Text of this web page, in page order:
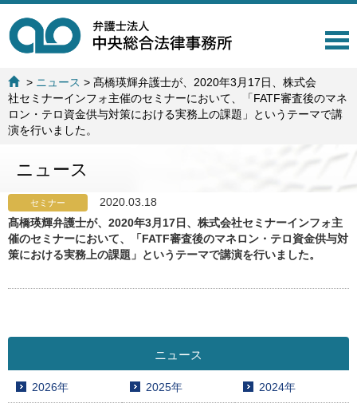
T
l
e
t
i
> ニュース >髙橋瑛輝弁護士が、2020年3月17日、株式会
社セミナーインフォ主催のセミナーにおいて、「FATF審査後のマネ
ロン・テロ資金供与対策における実務上の課題」というテーマで講
演を行いました。
ニュース
セミナー
2020.03.18
髙橋瑛輝弁護士が、2020年3月17日、株式会社セミナーインフォ主
催のセミナーにおいて、「FATF審査後のマネロン・テロ資金供与対
策における実務上の課題」というテーマで講演を行いました。
ニュース
2026年 2025年 2024年